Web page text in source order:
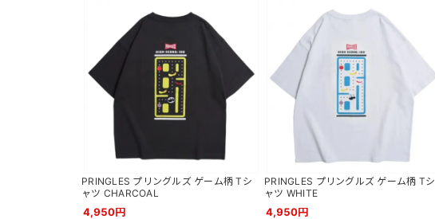
PRINGLES プリングルズ ゲーム柄 Tシ
ャツ CHARCOAL
4,950円
PRINGLES プリングルズ ゲーム柄 Tシ
ャツ WHITE
4,950円